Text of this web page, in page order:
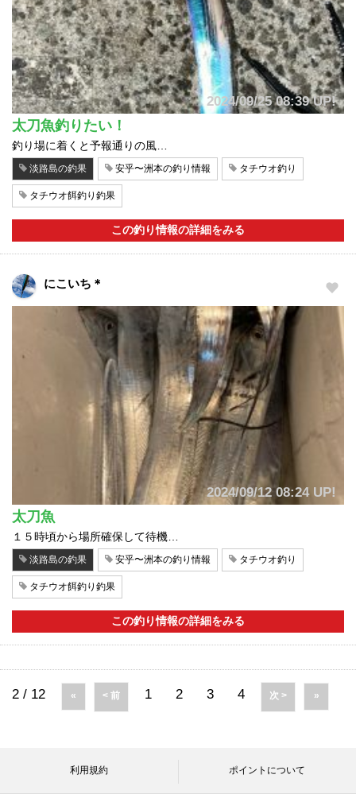
2024/09/25 08:39 UP!
太刀魚釣りたい！
釣り場に着くと予報通りの風…
淡路島の釣果 安乎〜洲本の釣り情報 タチウオ釣り
タチウオ餌釣り釣果
この釣り情報の詳細をみる
にこいち＊
2024/09/12 08:24 UP!
太刀魚
１５時頃から場所確保して待機…
淡路島の釣果 安乎〜洲本の釣り情報 タチウオ釣り
タチウオ餌釣り釣果
この釣り情報の詳細をみる
2 / 12 « < 前 1 2 3 4 次 > »
利用規約 ポイントについて